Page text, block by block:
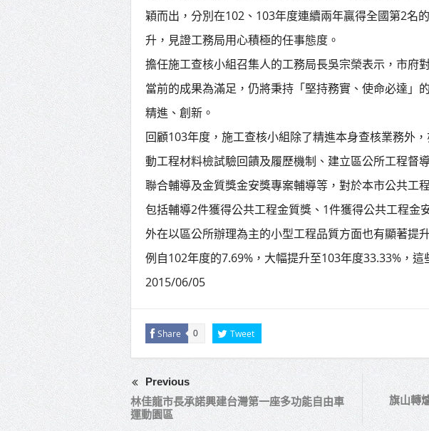
穎而出，分別在102、103年度連續兩年贏得全國第2名
升，見證工務局用心積極的任事態度。
擔任施工查核小組召集人的工務局長吳宗榮表示，市府
當前的成果為滿足，仍將秉持「堅持務實、使命必達」
精進、創新。
回顧103年度，施工查核小組除了精進本身查核業務外
動工程材料檢試驗回饋及履歷機制、建立區公所工程督
聯合輔導及金質獎金安獎專案輔導等，對於本市公共工
包括輔導2件獲得公共工程金質獎、1件獲得公共工程金
外在以區公所辦理為主的小型工程品質方面也有顯著提
例自102年度的7.69%，大幅提升至103年度33.33%，這
2015/06/05
Share 0 Tweet
Previous
林佳龍市長承諾興建台灣第一座多功能自由車
運動園區
旗山轉